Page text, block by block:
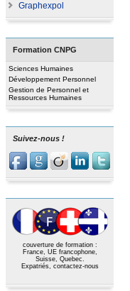
Graphexpol
Formation CNPG
Sciences Humaines
Développement Personnel
Gestion de Personnel et
Ressources Humaines
Suivez-nous !
couverture de formation :
France, UE francophone,
Suisse, Quebec.
Expatriés, contactez-nous